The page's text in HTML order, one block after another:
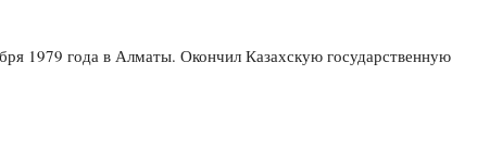
1979 года в Алматы. Окончил Казахскую государственную